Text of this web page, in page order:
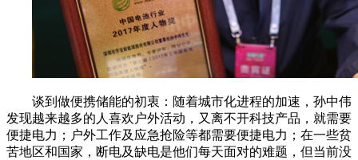
谈到做便携储能的初衷：随着城市化进程的加速，孙中伟
发现越来越多的人喜欢户外活动，又离不开科技产品，就需要
便捷电力；户外工作及应急抢险等都需要便捷电力；在一些贫
苦地区和国家，断电及缺电是他们每天面对的难题，但当前没